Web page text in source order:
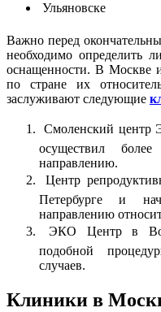
 Ульяновске
Важно перед
необходимо определить
оснащенности. В Москве
по стране их
заслуживают следующие
 Смоленский
осуществил
направлению.
 Центр
Петербурге и
направлению
 ЭКО Центр в
подобной
случаев.
Клиники в